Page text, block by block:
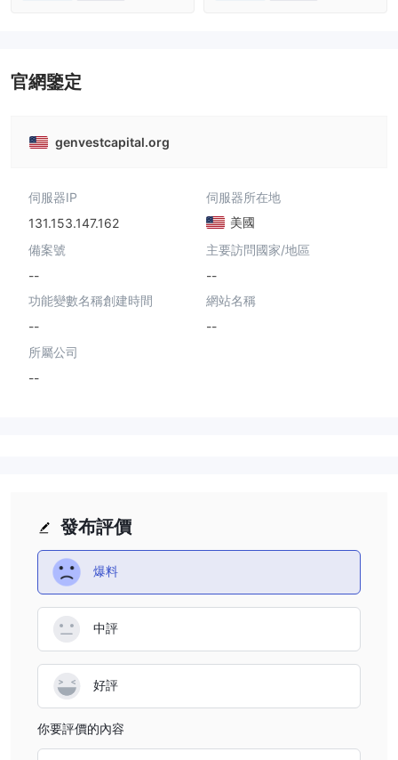
官網鑒定
genvestcapital.org
伺服器IP
131.153.147.162
伺服器所在地
美國
備案號
--
主要訪問國家/地區
--
功能變數名稱創建時間
--
網站名稱
--
所屬公司
--
發布評價
爆料
中評
好評
你要評價的內容